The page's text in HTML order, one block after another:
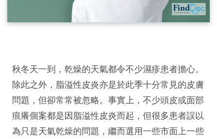
秋冬天一到，乾燥的天氣都令不少濕疹患者擔心。
除此之外，脂溢性皮炎亦是於此季十分常見的皮膚
問題，但卻常常被忽略。事實上，不少頭皮或面部
痕癢個案都是因脂溢性皮炎而起，但很多患者誤以
為只是天氣乾燥的問題，繼而選用一些市面上一些